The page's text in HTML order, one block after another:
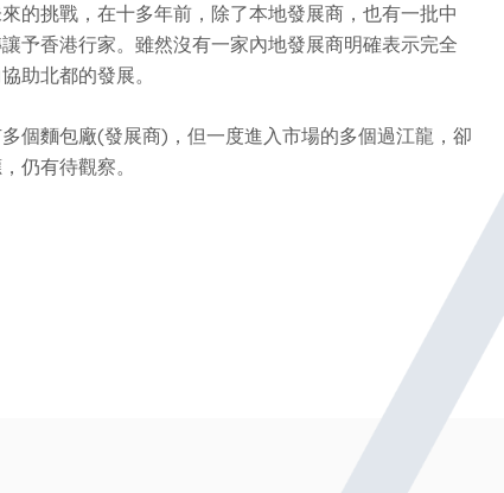
的挑戰，在十多年前，除了本地發展商，也有一批中
予香港行家。雖然沒有一家內地發展商明確表示完全
助北都的發展。
個麵包廠(發展商)，但一度進入市場的多個過江龍，卻
仍有待觀察。